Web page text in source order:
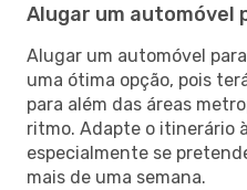
Alugar um automóvel
Alugar um automóvel
uma ótima opção, pois
para além das áreas
ritmo. Adapte o itinerário
especialmente se
mais de uma semana.